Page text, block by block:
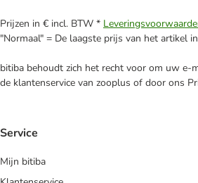
Prijzen in € incl. BTW *
"Normaal" = De laagste prijs van het artikel
bitiba behoudt zich het recht voor om uw e-
de klantenservice van zooplus of door ons
Service
Mijn bitiba